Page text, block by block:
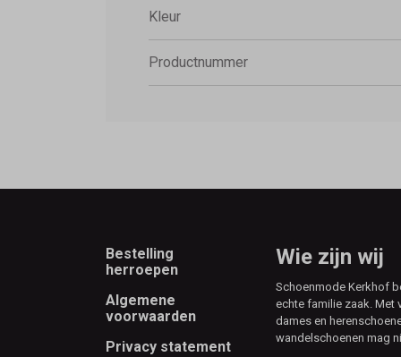
Kleur
Productnummer
Footer
Bestelling
herroepen
Algemene
voorwaarden
Privacy statement
Wie zijn wij
Schoenmode Kerkhof
echte familie zaak. Met
dames en
wandelschoenen mag